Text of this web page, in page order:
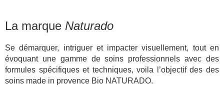
La marque Naturado
Se démarquer, intriguer et impacter visuellement, tout en
évoquant une gamme de soins professionnels avec des
formules spécifiques et techniques, voila l’objectif des des
soins made in provence Bio NATURADO.